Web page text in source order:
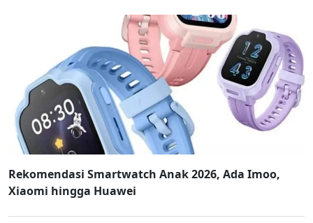
Rekomendasi Smartwatch Anak 2026, Ada Imoo,
Xiaomi hingga Huawei